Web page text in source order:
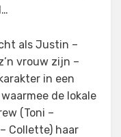
als Justin –
vrouw zijn –
in een
de lokale
(Toni –
– Collette) haar